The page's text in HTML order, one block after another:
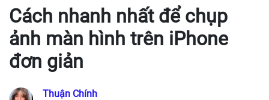
Cách nhanh nhất để chụp
ảnh màn hình trên iPhone
đơn giản
Thuận Chính